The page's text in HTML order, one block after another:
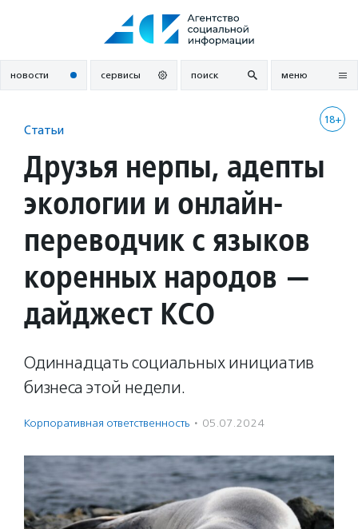
новости сервисы поиск меню
18+
Статьи
Друзья нерпы, адепты
экологии и онлайн-
переводчик с языков
коренных народов —
дайджест КСО
Одиннадцать социальных инициатив
бизнеса этой недели.
Корпоративная ответственность · 05.07.2024